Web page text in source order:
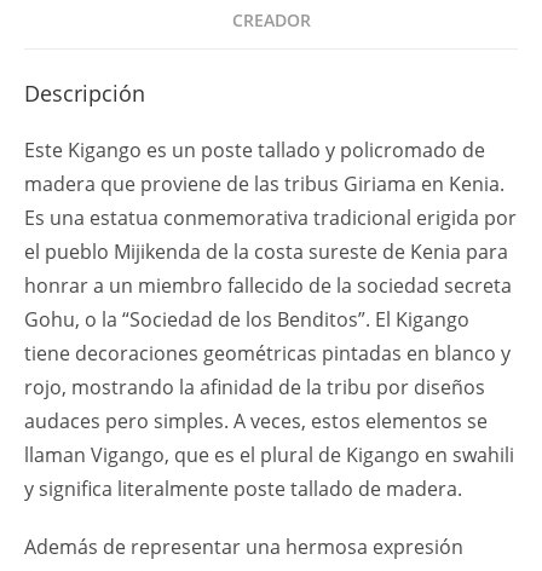
CREADOR
Descripción
Este Kigango es un poste tallado y policromado de
madera que proviene de las tribus Giriama en Kenia.
Es una estatua conmemorativa tradicional erigida por
el pueblo Mijikenda de la costa sureste de Kenia para
honrar a un miembro fallecido de la sociedad secreta
Gohu, o la “Sociedad de los Benditos”. El Kigango
tiene decoraciones geométricas pintadas en blanco y
rojo, mostrando la afinidad de la tribu por diseños
audaces pero simples. A veces, estos elementos se
llaman Vigango, que es el plural de Kigango en swahili
y significa literalmente poste tallado de madera.
Además de representar una hermosa expresión